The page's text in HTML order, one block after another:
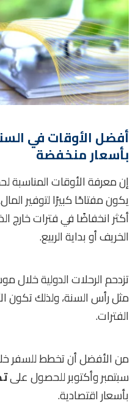
أفضل الأوقات في
بأسعار منخفضة
إن معرفة الأوقات المناسبة
يكون مفتاحًا كبيرًا لتوفير
أكثر انخفاضًا في فترات خارج
الخريف أو بداية الربيع.
تزدحم الرحلات الدولية
مثل رأس السنة، ولذلك تكون
الفترات.
من الأفضل أن تخطط للسفر
سبتمبر وأكتوبر للحصول على
بأسعار اقتصادية.